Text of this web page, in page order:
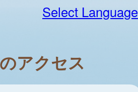
Select Language
アクセス